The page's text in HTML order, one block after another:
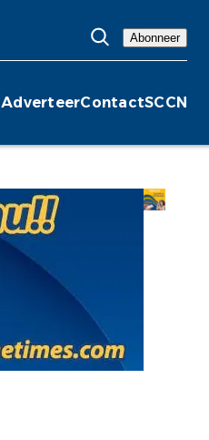
Abonneer
AdverteerContactSCCN